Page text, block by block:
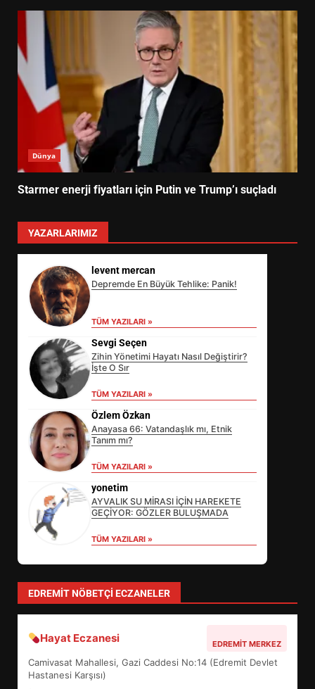
Dünya
Starmer enerji fiyatları için Putin ve Trump’ı suçladı
YAZARLARIMIZ
levent mercan
Depremde En Büyük Tehlike: Panik!
TÜM YAZILARI »
Sevgi Seçen
Zihin Yönetimi Hayatı Nasıl Değiştirir?
İşte O Sır
TÜM YAZILARI »
Özlem Özkan
Anayasa 66: Vatandaşlık mı, Etnik
Tanım mı?
TÜM YAZILARI »
yonetim
AYVALIK SU MİRASI İÇİN HAREKETE
GEÇİYOR: GÖZLER BULUŞMADA
TÜM YAZILARI »
EDREMIT NÖBETÇI ECZANELER
Hayat Eczanesi EDREMIT MERKEZ
Camivasat Mahallesi, Gazi Caddesi No:14 (Edremit Devlet
Hastanesi Karşısı)
SÜRDÜRÜLEBİLİRLİKTE NE
DEĞİŞECEK?
4
5
BALIKESİR MÜZELERİNDE SÜRE
UZATILDI: NE DEĞİŞTİ?